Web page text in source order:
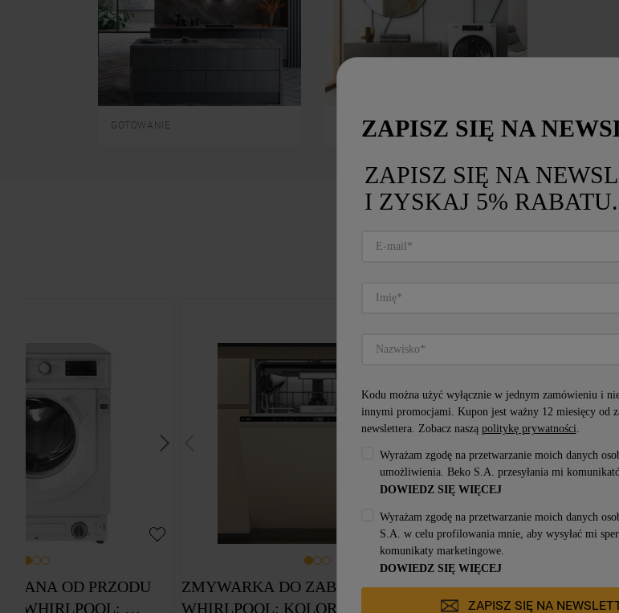
GOTOWANIE PRANIE I SUSZENIE
Produkty, które mogą Cię
OD PRZODU
WHIRLPOOL:
ZMYWARKA DO ZABUDOWY
WHIRLPOOL: KOLOR CZARNY,
ZMYWARKA DO
WHIRLPOOL: KOLOR
ZAPISZ SIĘ NA
ZAPISZ SIĘ NA
I ZYSKAJ 5% RABATU.
Kodu można użyć wyłącznie w jednym zamówieniu i
innymi promocjami. Kupon jest ważny 12 miesięcy od
newslettera. Zobacz naszą politykę prywatności.
Wyrażam zgodę na przetwarzanie moich danych
umożliwienia. Beko S.A. przesyłania mi
DOWIEDZ SIĘ WIĘCEJ
Wyrażam zgodę na przetwarzanie moich danych
S.A. w celu profilowania mnie, aby wysyłać mi
komunikaty marketingowe.
DOWIEDZ SIĘ WIĘCEJ
ZAPISZ SIĘ NA